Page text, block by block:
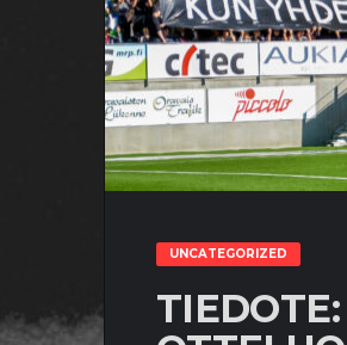
UNCATEGORIZED